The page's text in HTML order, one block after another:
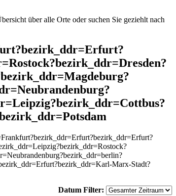
über alle Orte oder suchen Sie geziehlt nach
Marx-Stadt?
Datum Filter: